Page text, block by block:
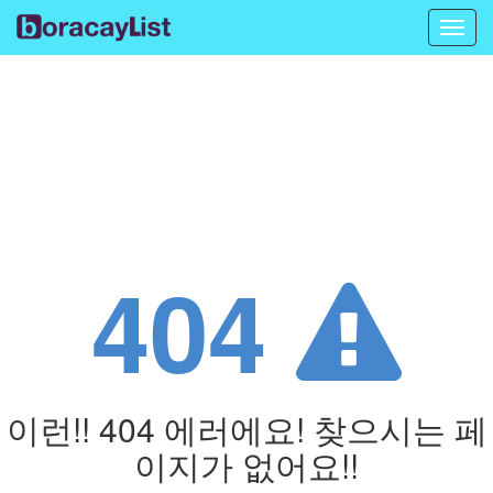
404
이런!! 404 에러에요! 찾으시는 페
이지가 없어요!!